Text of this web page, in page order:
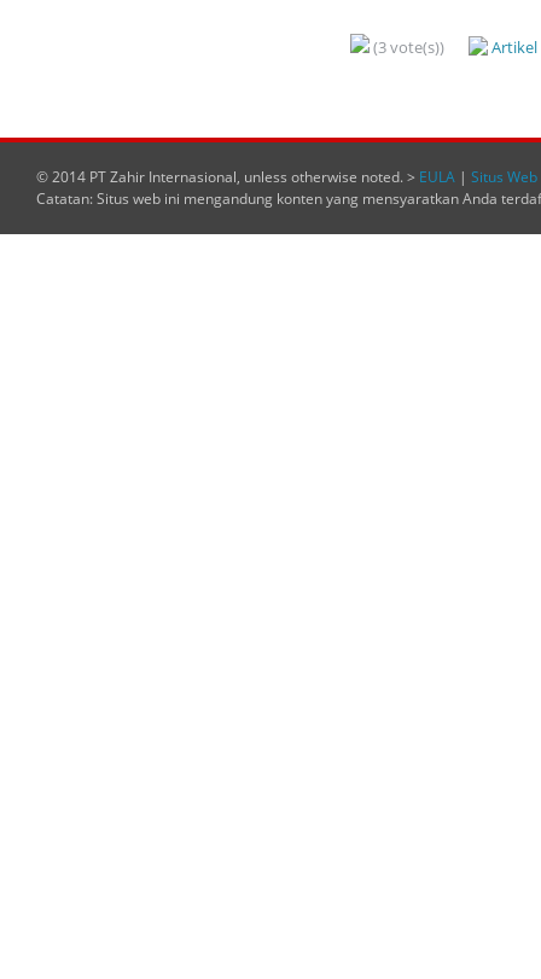
(3 vote(s))
© 2014 PT Zahir Internasional, unless otherwise noted. > EULA | Situs
Catatan: Situs web ini mengandung konten yang mensyaratkan Anda